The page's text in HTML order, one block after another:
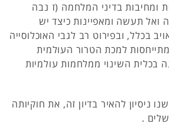
ומחיבות בדיני המלחמה (ז נבה
תעשה ומאפיינות כיצד יש
בכלל, ובפירוט רב לגבי האוכלוסייה
למכת הטרור העולמית
בכלית השינוי ממלחמות עולמיות
ניסיון להאיר בדיון זה, את חוקיותה
.